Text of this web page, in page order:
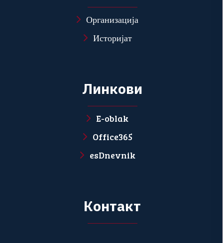
Организација
Историјат
Линкови
E-oblak
Office365
esDnevnik
Контакт